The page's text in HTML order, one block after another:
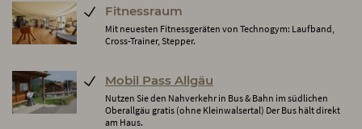
Fitnessraum
Mit neuesten Fitnessgeräten von Technogym: Laufband,
Cross-Trainer, Stepper.
Mobil Pass Allgäu
Nutzen Sie den Nahverkehr in Bus & Bahn im südlichen
Oberallgäu gratis (ohne Kleinwalsertal) Der Bus hält direkt
am Haus.